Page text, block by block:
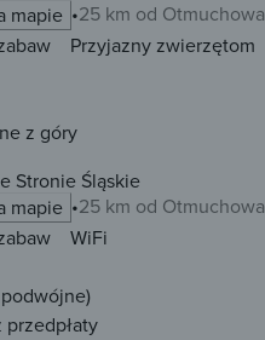
mapie 25 km od Otmuchowa
Przyjazny zwierzętom
z góry
Stronie Śląskie
mapie
25 km od Otmuchowa
WiFi
przedpłaty